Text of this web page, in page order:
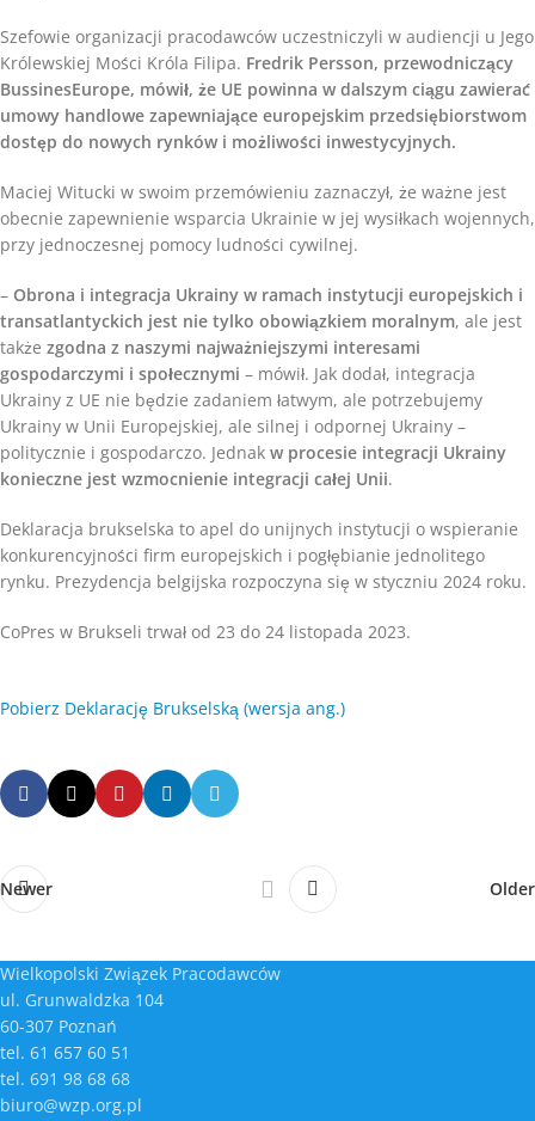
Szefowie organizacji pracodawców uczestniczyli w audiencji u Jego
Królewskiej Mości Króla Filipa. Fredrik Persson, przewodniczący
BussinesEurope, mówił, że UE powinna w dalszym ciągu zawierać
umowy handlowe zapewniające europejskim przedsiębiorstwom
dostęp do nowych rynków i możliwości inwestycyjnych.
Maciej Witucki w swoim przemówieniu zaznaczył, że ważne jest
obecnie zapewnienie wsparcia Ukrainie w jej wysiłkach wojennych,
przy jednoczesnej pomocy ludności cywilnej.
– Obrona i integracja Ukrainy w ramach instytucji europejskich i
transatlantyckich jest nie tylko obowiązkiem moralnym, ale jest
także zgodna z naszymi najważniejszymi interesami
gospodarczymi i społecznymi – mówił. Jak dodał, integracja
Ukrainy z UE nie będzie zadaniem łatwym, ale potrzebujemy
Ukrainy w Unii Europejskiej, ale silnej i odpornej Ukrainy –
politycznie i gospodarczo. Jednak w procesie integracji Ukrainy
konieczne jest wzmocnienie integracji całej Unii.
Deklaracja brukselska to apel do unijnych instytucji o wspieranie
konkurencyjności firm europejskich i pogłębianie jednolitego
rynku. Prezydencja belgijska rozpoczyna się w styczniu 2024 roku.
CoPres w Brukseli trwał od 23 do 24 listopada 2023.
Pobierz Deklarację Brukselską (wersja ang.)
Newer Older
Wielkopolski Związek Pracodawców
ul. Grunwaldzka 104
60-307 Poznań
tel. 61 657 60 51
tel. 691 98 68 68
biuro@wzp.org.pl